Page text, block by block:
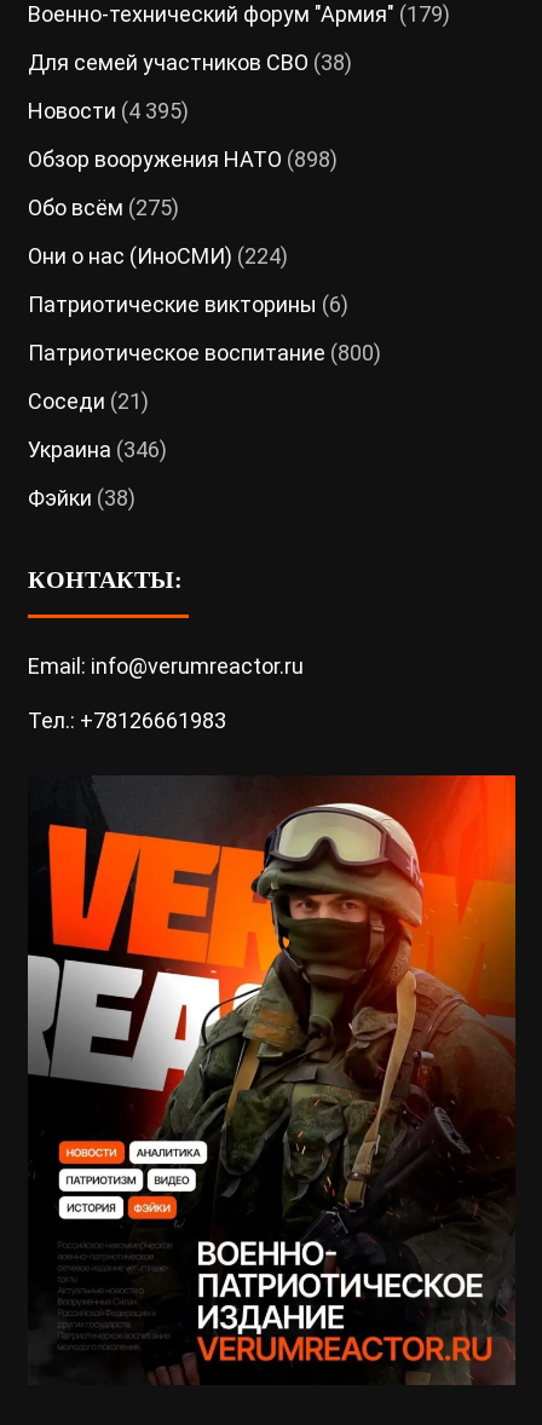
Военно-технический форум "Армия" (179)
Для семей участников СВО (38)
Новости (4 395)
Обзор вооружения НАТО (898)
Обо всём (275)
Они о нас (ИноСМИ) (224)
Патриотические викторины (6)
Патриотическое воспитание (800)
Соседи (21)
Украина (346)
Фэйки (38)
КОНТАКТЫ:
Email: info@verumreactor.ru
Тел.: +78126661983